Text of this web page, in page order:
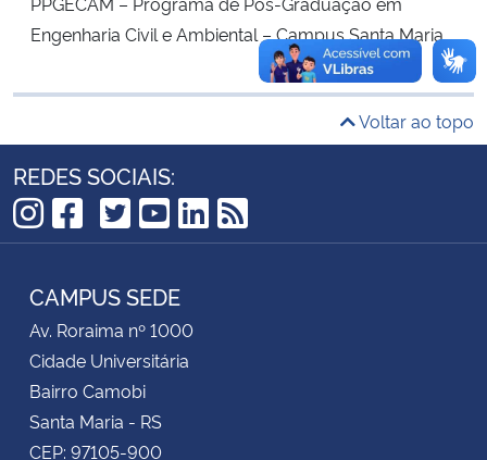
Engenharia Civil e Ambiental – Campus Santa Maria
Voltar ao topo
REDES SOCIAIS:
Instagram
Facebook
TikTok
Twitter
YouTube
LinkedIn
RSS
CAMPUS SEDE
Av. Roraima nº 1000
Cidade Universitária
Bairro Camobi
Santa Maria - RS
CEP: 97105-900